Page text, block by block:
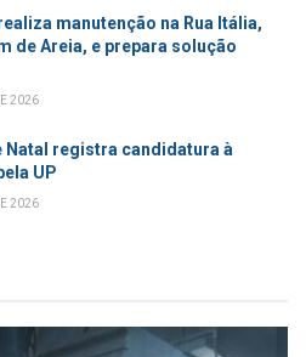
manutenção na Rua Itália,
de Areia, e prepara solução
2026
Natal registra candidatura à
UP
2026